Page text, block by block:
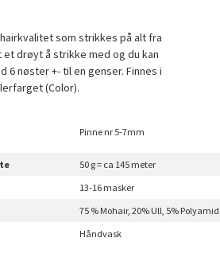
som strikkes på alt fra
et drøyt å strikke med og du kan
6 nøster +- til en genser. Finnes i
(Color).
Pinne nr 5-7mm
50 g = ca 145 meter
13-16 masker
75 % Mohair, 20% Ull, 5% Polyamid
Håndvask